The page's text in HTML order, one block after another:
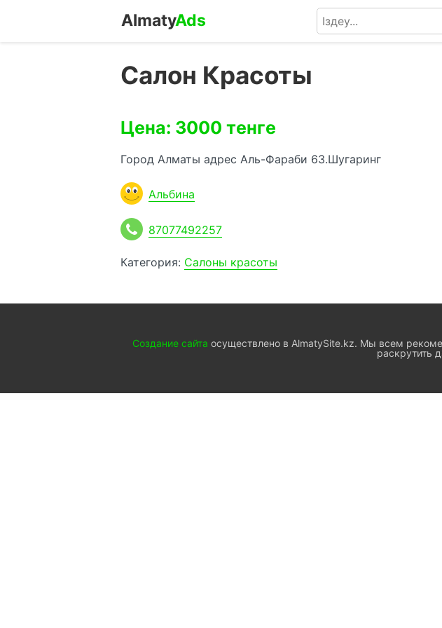
AlmatyAds
Салон Красоты
Цена: 3000 тенге
Город Алматы адрес Аль-Фараби 63.Шугаринг
Альбина
87077492257
Категория: Салоны красоты
Создание сайта осуществлено в AlmatySite.kz. Мы всем
раскрутить